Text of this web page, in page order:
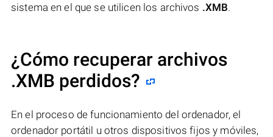
sistema en el que se utilicen los archivos .XMB.
¿Cómo recuperar archivos
.XMB perdidos?
En el proceso de funcionamiento del ordenador, el
ordenador portátil u otros dispositivos fijos y móviles,